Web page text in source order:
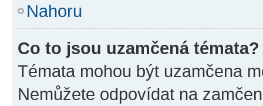
Nahoru
Co to jsou uzamčená témata?
Témata mohou být uzamčena
Nemůžete odpovídat na